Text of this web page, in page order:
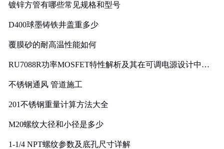
镀锌方管有哪些常见规格和型号
D400球墨铸铁井盖重多少
覆膜砂的耐高温性能如何
RU7088R功率MOSFET特性解析及其在可调电源设计中的
不锈钢通风 管道施工
201不锈钢重量计算方法大全
M20螺纹大径和小径是多少
1-1/4 NPT螺纹参数及底孔尺寸详解